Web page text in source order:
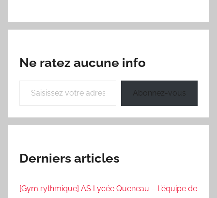
Ne ratez aucune info
Abonnez-vous
Derniers articles
[Gym rythmique] AS Lycée Queneau – L’équipe de